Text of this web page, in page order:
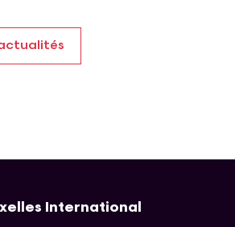
International